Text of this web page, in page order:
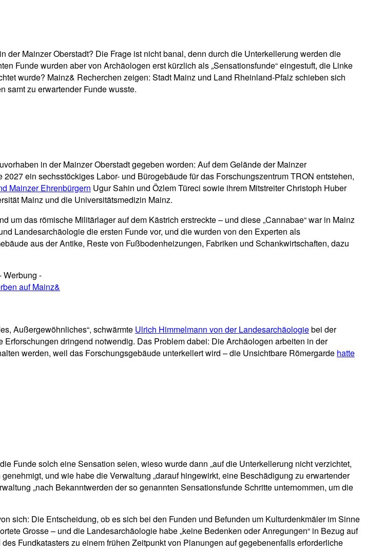
Mainzer Oberstadt? Die Frage ist nicht banal, denn durch die Unterkellerung werden die
Funde wurden aber von Archäologen erst kürzlich als „Sensationsfunde“ eingestuft, die Linke
wurde? Mainz& Recherchen zeigen: Stadt Mainz und Land Rheinland-Pfalz schieben sich
samt zu erwartender Funde wusste.
in der Mainzer Oberstadt gegeben worden: Auf dem Gelände der Mainzer
ein sechsstöckiges Labor- und Bürogebäude für das Forschungszentrum TRON entstehen,
Mainzer Ehrenbürgern Ugur Sahin und Özlem Türeci sowie ihrem Mitstreiter Christoph Huber
Mainz und die Universitätsmedizin Mainz.
das römische Militärlager auf dem Kästrich erstreckte – und diese „Cannabae“ war in Mainz
Landesarchäologie die ersten Funde vor, und die wurden von den Experten als
aus der Antike, Reste von Fußbodenheizungen, Fabriken und Schankwirtschaften, dazu
Werbung -
Außergewöhnliches“, schwärmte Ulrich Himmelmann von der Landesarchäologiebei der
dringend notwendig. Das Problem dabei: Die Archäologen arbeiten in der
werden, weil das Forschungsgebäude unterkellert wird – die Unsichtbare Römergarde hatte
Funde solch eine Sensation seien, wieso wurde dann „auf die Unterkellerung nicht verzichtet,
und wie habe die Verwaltung „darauf hingewirkt, eine Beschädigung zu erwartender
„nach Bekanntwerden der so genannten Sensationsfunde Schritte unternommen, um die
sich: Die Entscheidung, ob es sich bei den Funden und Befunden um Kulturdenkmäler im Sinne
Grosse – und die Landesarchäologie habe „keine Bedenken oder Anregungen“ in Bezug auf
Fundkatasters zu einem frühen Zeitpunkt von Planungen auf gegebenenfalls erforderliche